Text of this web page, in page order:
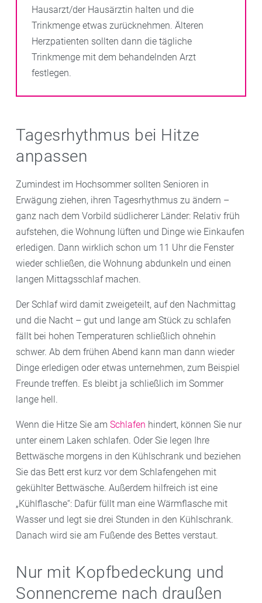
Hausarzt/der Hausärztin halten und die
Trinkmenge etwas zurücknehmen. Älteren
Herzpatienten sollten dann die tägliche
Trinkmenge mit dem behandelnden Arzt
festlegen.
Tagesrhythmus bei Hitze
anpassen
Zumindest im Hochsommer sollten Senioren in
Erwägung ziehen, ihren Tagesrhythmus zu ändern –
ganz nach dem Vorbild südlicherer Länder: Relativ früh
aufstehen, die Wohnung lüften und Dinge wie Einkaufen
erledigen. Dann wirklich schon um 11 Uhr die Fenster
wieder schließen, die Wohnung abdunkeln und einen
langen Mittagsschlaf machen.
Der Schlaf wird damit zweigeteilt, auf den Nachmittag
und die Nacht – gut und lange am Stück zu schlafen
fällt bei hohen Temperaturen schließlich ohnehin
schwer. Ab dem frühen Abend kann man dann wieder
Dinge erledigen oder etwas unternehmen, zum Beispiel
Freunde treffen. Es bleibt ja schließlich im Sommer
lange hell.
Wenn die Hitze Sie am Schlafen hindert, können Sie nur
unter einem Laken schlafen. Oder Sie legen Ihre
Bettwäsche morgens in den Kühlschrank und beziehen
Sie das Bett erst kurz vor dem Schlafengehen mit
gekühlter Bettwäsche. Außerdem hilfreich ist eine
„Kühlflasche“: Dafür füllt man eine Wärmflasche mit
Wasser und legt sie drei Stunden in den Kühlschrank.
Danach wird sie am Fußende des Bettes verstaut.
Nur mit Kopfbedeckung und
Sonnencreme nach draußen